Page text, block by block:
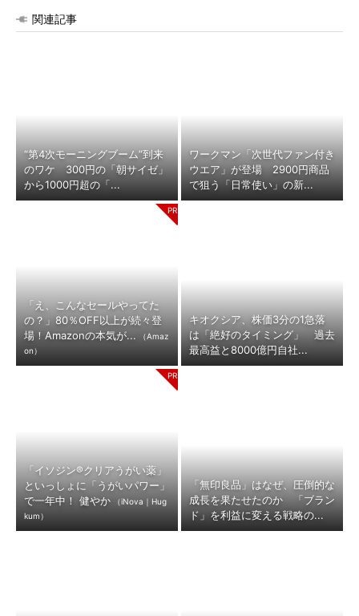
関連記事
“第4次モーニングブーム”到来
のワケ 300円の「朝サイゼ」
から1000円超の「...
ワークマン「次世代ファン付き
ウエア」が登場 2900円商品
で狙う「日常使い」の新...
「え、こんなセールやってた
の？」80％OFF以上が続々登
場！Amazonの本気が...
（Amaz
on）
キオクシア、株価3分の1急落
は「絶好のタイミング」 過去
最高益と8000億円自社...
「イソジン®クリアうがい薬」
といっしょに「うがいパワー」
で一年中！ 健やか
（iNova｜Hug
kum）
「無印良品」はなぜ、圧倒的な
成長を果たせたのか 「ブラン
ド」を利益に変える戦略の...